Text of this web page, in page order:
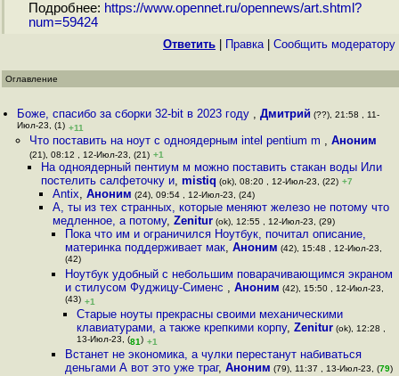
Подробнее: https://www.opennet.ru/opennews/art.shtml?
num=59424
Ответить Правка| Cообщить модератору
Оглавление
Боже, спасибо за сборки 32-bit в 2023 году ,Дмитрий (??), 21:58 , 11-
Июл-23, (1) +11
Что поставить на ноут с одноядерным intel pentium m , Аноним
(21), 08:12 , 12-Июл-23, (21) +1
На одноядерный пентиум м можно поставить стакан воды Или
постелить салфеточку и, mistiq (ok), 08:20 , 12-Июл-23, (22) +7
Antix,Аноним (24), 09:54 , 12-Июл-23, (24)
А, ты из тех странных, которые меняют железо не потому что
медленное, а потому,Zenitur (ok), 12:55 , 12-Июл-23, (29)
Пока что им и ограничился Ноутбук, почитал описание,
материнка поддерживает мак, Аноним (42), 15:48 , 12-Июл-23,
(42)
Ноутбук удобный с небольшим поварачивающимся экраном
и стилусом Фуджицу-Сименс , Аноним (42), 15:50 , 12-Июл-23,
(43) +1
Старые ноуты прекрасны своими механическими
клавиатурами, а также крепкими корпу, Zenitur(ok), 12:28 ,
13-Июл-23, (81) +1
Встанет не экономика, а чулки перестанут набиваться
деньгами А вот это уже траг, Аноним (79), 11:37 , 13-Июл-23, (79)